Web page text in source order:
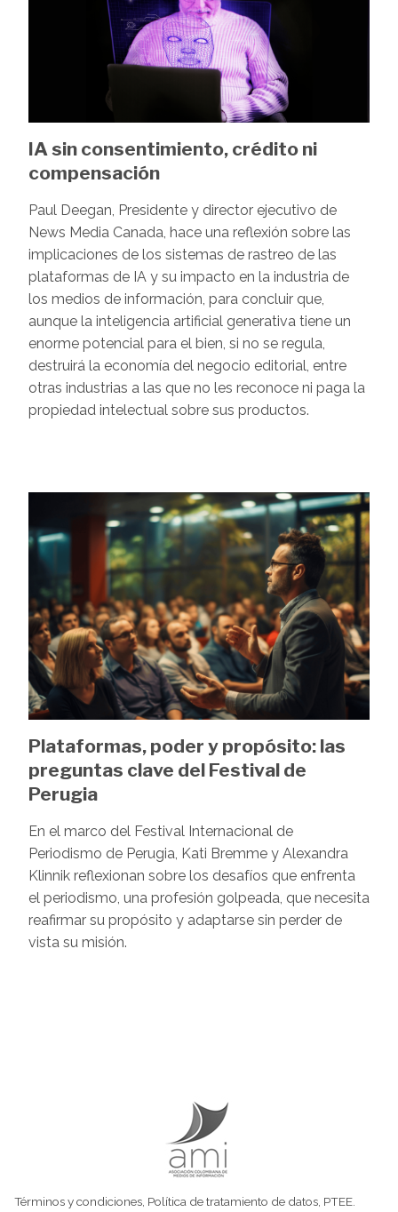
IA sin consentimiento, crédito ni
compensación
Paul Deegan, Presidente y director ejecutivo de
News Media Canada, hace una reflexión sobre las
implicaciones de los sistemas de rastreo de las
plataformas de IA y su impacto en la industria de
los medios de información, para concluir que,
aunque la inteligencia artificial generativa tiene un
enorme potencial para el bien, si no se regula,
destruirá la economía del negocio editorial, entre
otras industrias a las que no les reconoce ni paga la
propiedad intelectual sobre sus productos.
Plataformas, poder y propósito: las
preguntas clave del Festival de
Perugia
En el marco del Festival Internacional de
Periodismo de Perugia, Kati Bremme y Alexandra
Klinnik reflexionan sobre los desafíos que enfrenta
el periodismo, una profesión golpeada, que necesita
reafirmar su propósito y adaptarse sin perder de
vista su misión.
Términos y condiciones, Política de tratamiento de datos, PTEE.